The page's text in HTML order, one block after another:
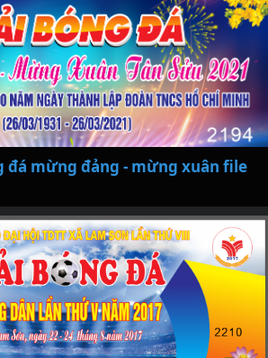
đá mừng đảng - mừng xuân file